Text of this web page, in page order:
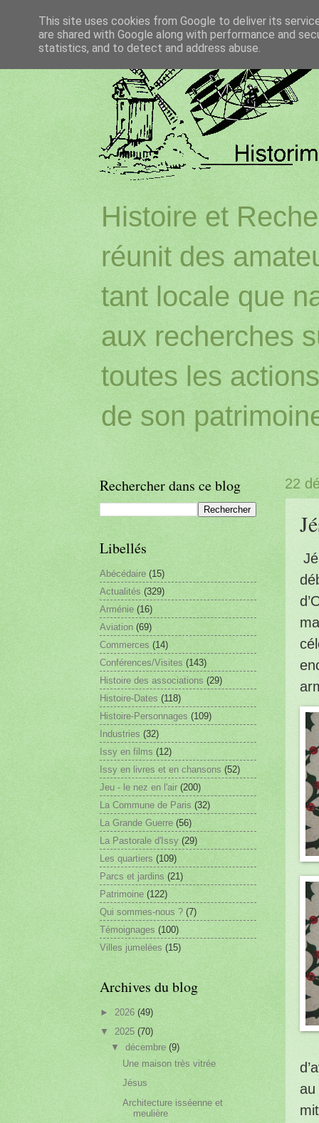
Histoire et
réunit des
tant locale que
aux recherches
toutes les
de son
22
au
Rechercher dans ce blog
Libellés
Abécédaire (15)
Actualités (329)
Arménie (16)
Aviation (69)
Commerces (14)
Conférences/Visites (143)
Histoire des associations (29)
Histoire-Dates (118)
Histoire-Personnages (109)
Industries (32)
Issy en films (12)
Issy en livres et en chansons (52)
Jeu - le nez en l'air (200)
La Commune de Paris (32)
La Grande Guerre (56)
La Pastorale d'Issy (29)
Les quartiers (109)
Parcs et jardins (21)
Patrimoine (122)
Qui sommes-nous ? (7)
Témoignages (100)
Villes jumelées (15)
Archives du blog
► 2026 (49)
▼ 2025 (70)
▼décembre(9)
Une maison très vitrée
Jésus
Architecture isséenne et
meulière
This site uses cookies from Google to deliver its
are shared with Google along with performance and
statistics, and to detect and address abuse.